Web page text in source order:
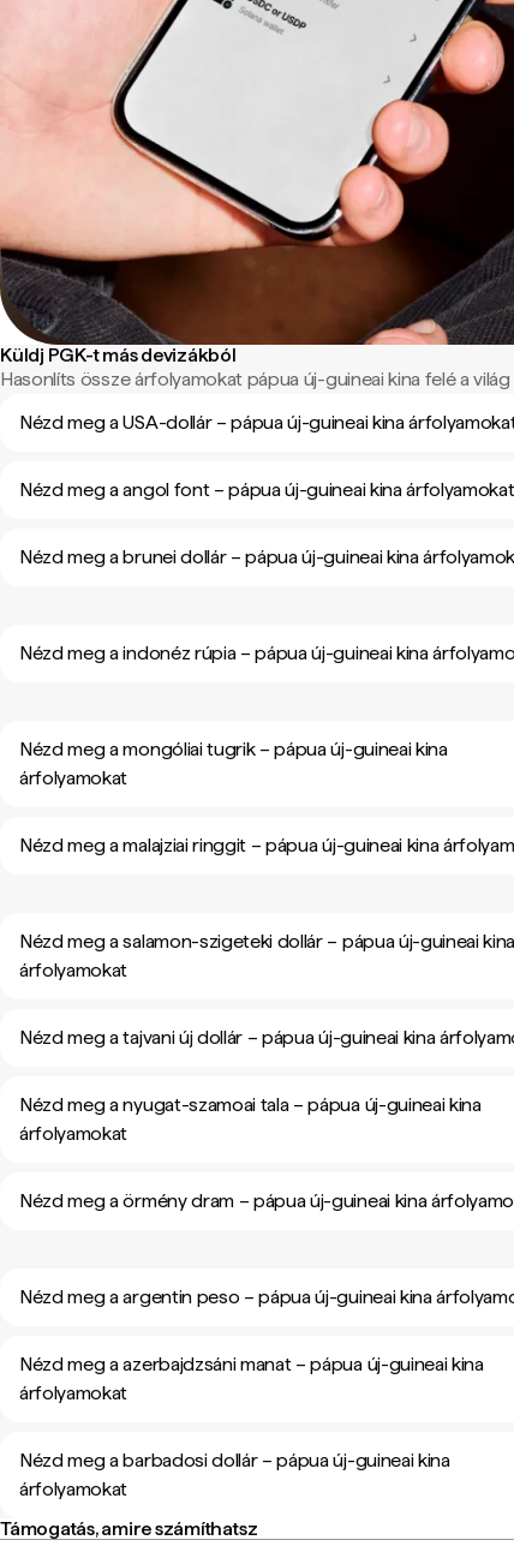
Küldj PGK-t más devizákból
Hasonlíts össze árfolyamokat pápua új-guineai kina felé a
Nézd meg a USA-dollár – pápua új-guineai kina
Nézd meg a angol font – pápua új-guineai kina árfolyamokat
Nézd meg a brunei dollár – pápua új-guineai kina
Nézd meg a indonéz rúpia – pápua új-guineai kina
Nézd meg a mongóliai tugrik – pápua új-guineai kina
árfolyamokat
Nézd meg a malajziai ringgit – pápua új-guineai kina
Nézd meg a salamon-szigeteki dollár – pápua új-guineai kina
árfolyamokat
Nézd meg a tajvani új dollár – pápua új-guineai kina
Nézd meg a nyugat-szamoai tala – pápua új-guineai kina
árfolyamokat
Nézd meg a örmény dram – pápua új-guineai kina
Nézd meg a argentin peso – pápua új-guineai kina
Nézd meg a azerbajdzsáni manat – pápua új-guineai kina
árfolyamokat
Nézd meg a barbadosi dollár – pápua új-guineai kina
árfolyamokat
Támogatás, amire számíthatsz